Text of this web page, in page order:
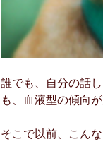
誰でも、自分の話
も、血液型の傾向
そこで以前、こん